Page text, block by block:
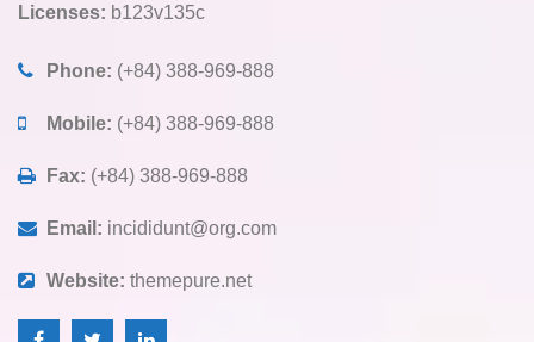
Licenses: b123v135c
Phone: (+84) 388-969-888
Mobile: (+84) 388-969-888
Fax: (+84) 388-969-888
Email: incididunt@org.com
Website: themepure.net